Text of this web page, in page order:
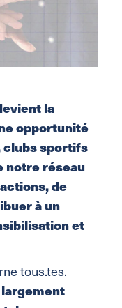
la
opportunité
clubs sportifs
notre réseau
de
à un
et
tous.tes.